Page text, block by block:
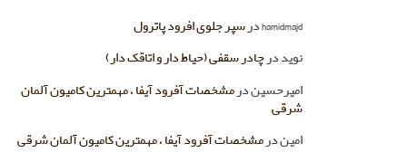
hamidmajdدرسپر جلوی افرود پاترول
نویددرچادر سقفی (حیاط دار و اتاقک دار)
امیرحسیندرمشخصات آفرود آیفا ، مهمترین کامیون آلمان
شرقی
امیندرمشخصات آفرود آیفا ، مهمترین کامیون آلمان شرقی